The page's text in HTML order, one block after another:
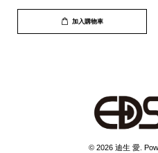
加入購物車
© 2026 迪生 愛.